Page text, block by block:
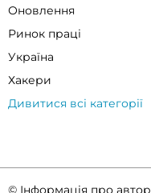
Оновлення
Ринок праці
Україна
Хакери
Дивитися всі категорії
© Інформація про